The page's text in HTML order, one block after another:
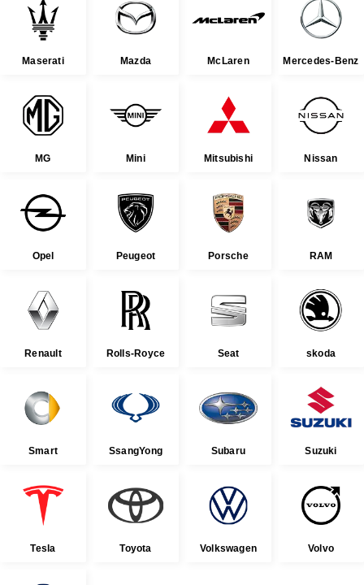
Maserati Mazda McLaren Mercedes-Benz
MG Mini Mitsubishi Nissan
Opel Peugeot Porsche RAM
Renault Rolls-Royce Seat skoda
Smart SsangYong Subaru Suzuki
Tesla Toyota Volkswagen Volvo